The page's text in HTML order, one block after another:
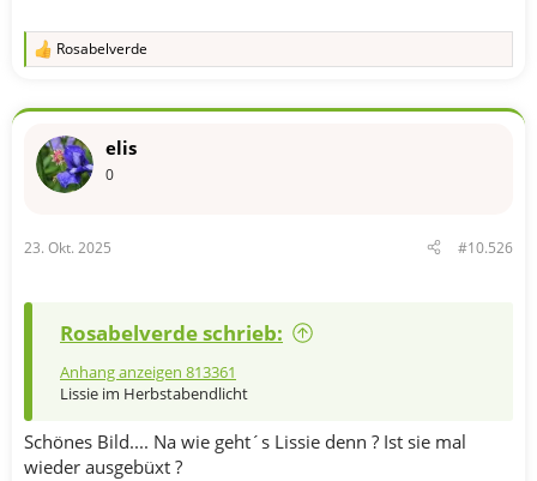
R
k
o
:
Rosabelverde
elis
0
23. Okt. 2025 #10.526
Rosabelverde schrieb:
Anhang anzeigen 813361
Lissie im Herbstabendlicht
Schönes Bild.... Na wie geht´s Lissie denn ? Ist sie mal
wieder ausgebüxt ?